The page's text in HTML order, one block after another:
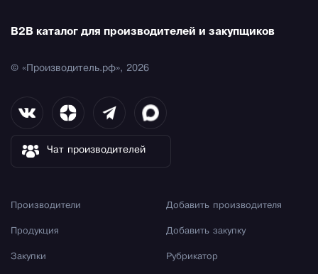
B2B каталог для производителей и закупщиков
© «Производитель.рф», 2026
Чат производителей
Производители
Продукция
Закупки
Добавить производителя
Добавить закупку
Рубрикатор